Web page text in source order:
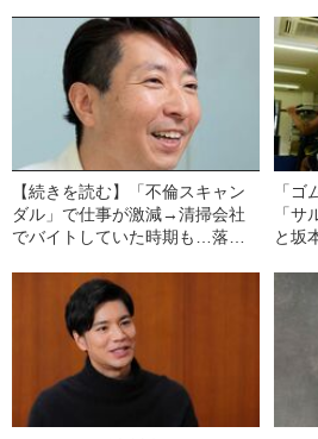
【続きを読む】「不倫スキャン
ダル」で仕事が激減→清掃会社
でバイトしていた時期も…落ち
らかしの先輩」たちの優しさ
――「失敗した人は、失敗した
人の気持ちがわかるんですよ
「ゴ
「
と坂
れる
夜